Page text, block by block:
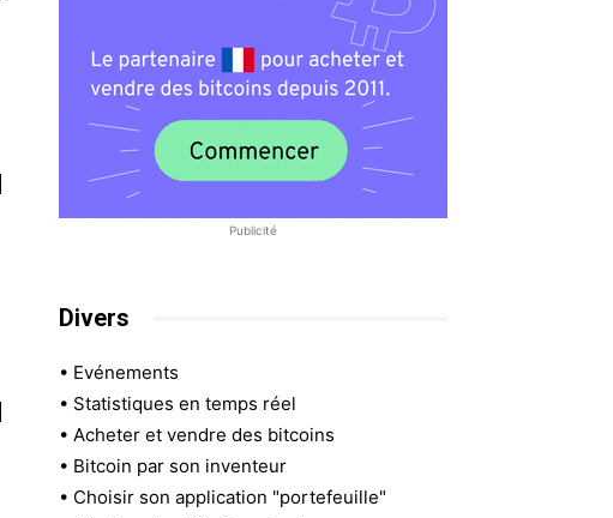
Publicité
Divers
• Evénements
• Statistiques en temps réel
• Acheter et vendre des bitcoins
• Bitcoin par son inventeur
• Choisir son application "portefeuille"